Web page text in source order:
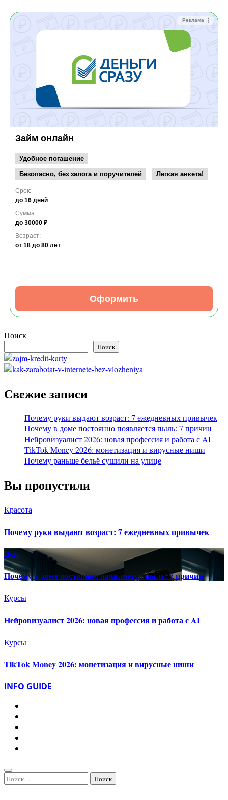
Реклама
Займ онлайн
Удобное погашение
Безопасно, без залога и поручителей
Легкая анкета!
Срок:
до 16 дней
Сумма:
до 30000 ₽
Возраст:
от 18 до 80 лет
Оформить
Поиск
Поиск
Свежие записи
Почему руки выдают возраст: 7 ежедневных привычек
Почему в доме постоянно появляется пыль: 7 причин
Нейровизуалист 2026: новая профессия и работа с AI
TikTok Money 2026: монетизация и вирусные ниши
Почему раньше бельё сушили на улице
Вы пропустили
Красота
Почему руки выдают возраст: 7 ежедневных привычек
Дом
Почему в доме постоянно появляется пыль: 7 причин
Курсы
Нейровизуалист 2026: новая профессия и работа с AI
Курсы
TikTok Money 2026: монетизация и вирусные ниши
INFO GUIDE
Найти: